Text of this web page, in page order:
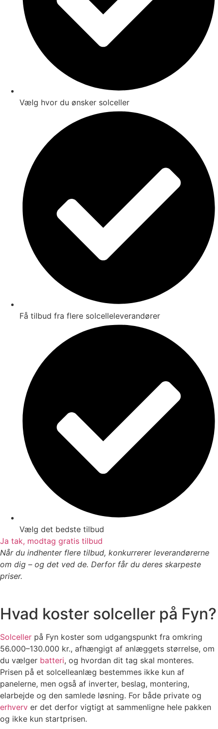
Vælg hvor du ønsker solceller
Få tilbud fra flere solcelleleverandører
Vælg det bedste tilbud
Ja tak, modtag gratis tilbud
Når du indhenter flere tilbud, konkurrerer leverandørerne
om dig – og det ved de. Derfor får du deres skarpeste
priser.
Hvad koster solceller på Fyn?
Solceller på Fyn koster som udgangspunkt fra omkring
56.000–130.000 kr., afhængigt af anlæggets størrelse, om
du vælger batteri, og hvordan dit tag skal monteres.
Prisen på et solcelleanlæg bestemmes ikke kun af
panelerne, men også af inverter, beslag, montering,
elarbejde og den samlede løsning. For både private og
erhverv er det derfor vigtigt at sammenligne hele pakken
og ikke kun startprisen.